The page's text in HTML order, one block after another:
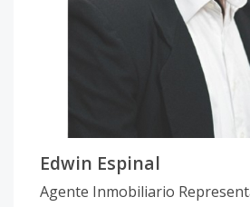
Edwin Espinal
Agente Inmobiliario